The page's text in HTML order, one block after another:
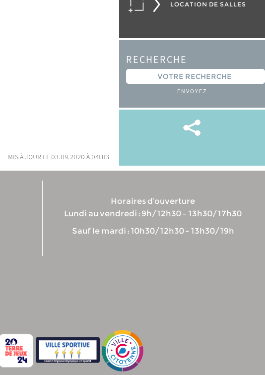
mis à jour le 03.09.2020 à 04h13
LOCATION DE SALLES
RECHERCHE
ENVOYEZ
Horaires d’ouverture
Lundi au vendredi : 9h/12h30 – 13h30/17h30
Sauf le mardi : 10h30/12h30 - 13h30/19h